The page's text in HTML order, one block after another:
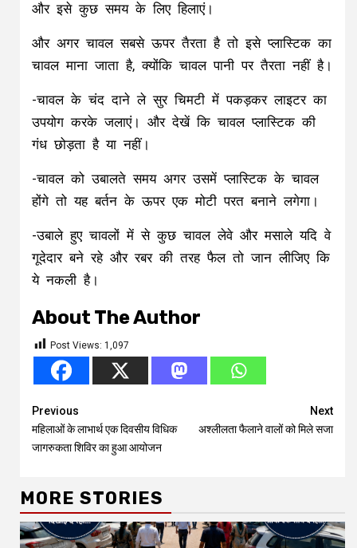
और इसे कुछ समय के लिए हिलाएं।
और अगर चावल सबसे ऊपर तैरता है तो इसे प्लास्टिक का
चावल माना जाता है, क्योंकि चावल पानी पर तैरता नहीं है।
-चावल के चंद दाने ले सुर चिमटी में पकड़कर लाइटर का
उपयोग करके जलाएं। और देखें कि चावल प्लास्टिक की
गंध छोड़ता है या नहीं।
-चावल को उबालते समय अगर उसमें प्लास्टिक के चावल
होंगे तो यह बर्तन के ऊपर एक मोटी परत बनाने लगेगा।
-उबाले हुए चावलों में से कुछ चावल लेवे और मसाले यदि वे
गूदेदार बने रहे और रबर की तरह फैल तो जान लीजिए कि
ये नकली है।
About The Author
Post Views: 1,097
Continue
Reading
Previous
महिलाओं के लाभार्थ एक दिवसीय विधिक
जागरुकता शिविर का हुआ आयोजन
Next
अश्लीलता फैलाने वालों को मिले सजा
MORE STORIES